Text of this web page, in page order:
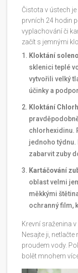
Čistota v ústech
prvních 24 hodin
vyplachování či
začít s jemnými
Kloktání
sklenici teplé
vytvořili velký
účinky a
Kloktání
chlorhexidinu.
jednoho
zabarvit zuby
Kartáčování
oblast velmi
měkkými
ochranný film,
Krevní sraženina
Nesajte ji,
proudem vody.
bolět mnohem